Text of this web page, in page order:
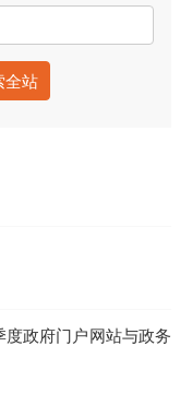
全站
政府门户网站与政务